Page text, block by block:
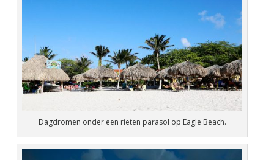
Dagdromen onder een rieten parasol op Eagle Beach.